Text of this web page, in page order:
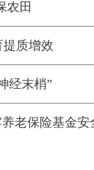
农田
质增效
经末梢”
老保险基金安